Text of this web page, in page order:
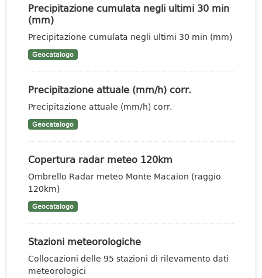
Precipitazione cumulata negli ultimi 30 min
(mm)
Precipitazione cumulata negli ultimi 30 min (mm)
Geocatalogo
Precipitazione attuale (mm/h) corr.
Precipitazione attuale (mm/h) corr.
Geocatalogo
Copertura radar meteo 120km
Ombrello Radar meteo Monte Macaion (raggio
120km)
Geocatalogo
Stazioni meteorologiche
Collocazioni delle 95 stazioni di rilevamento dati
meteorologici